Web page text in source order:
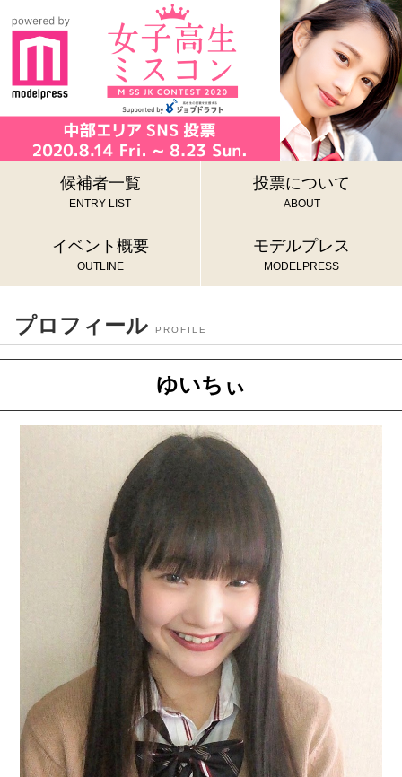
候補者一覧
ENTRY LIST
投票について
ABOUT
イベント概要
OUTLINE
モデルプレス
MODELPRESS
プロフィール PROFILE
ゆいちぃ